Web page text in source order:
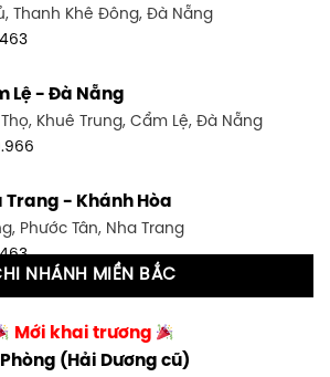
14, Bình Thạnh, TP HCM
P. 4, Tân Bình, TP HCM
2 - TP. HCM
Thanh Khê Đông, Đà Nẵng
Lệ - Đà Nẵng
Khuê Trung, Cẩm Lệ, Đà Nẵng
Trang - Khánh Hòa
Phước Tân, Nha Trang
Hưng Bình, TP Vinh, Nghệ An
NHÁNH MIỀN BẮC
Mới khai trương
(Hải Dương cũ)